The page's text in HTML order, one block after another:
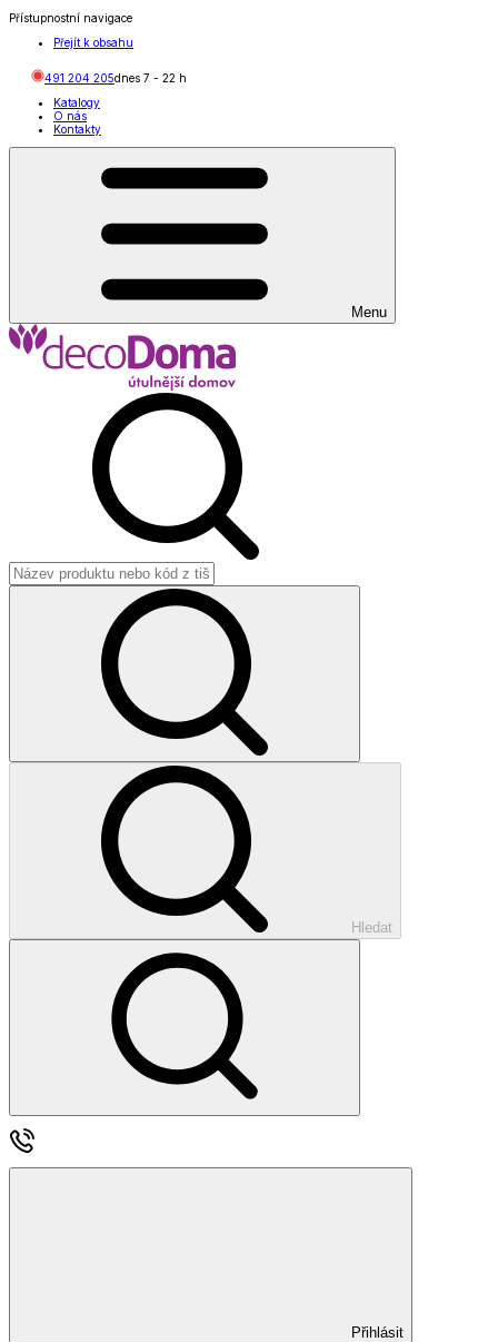
Přístupnostní navigace
Přejít k obsahu
491 204 205dnes 7 - 22 h
Katalogy
O nás
Kontakty
Menu
Hledat
Přihlásit